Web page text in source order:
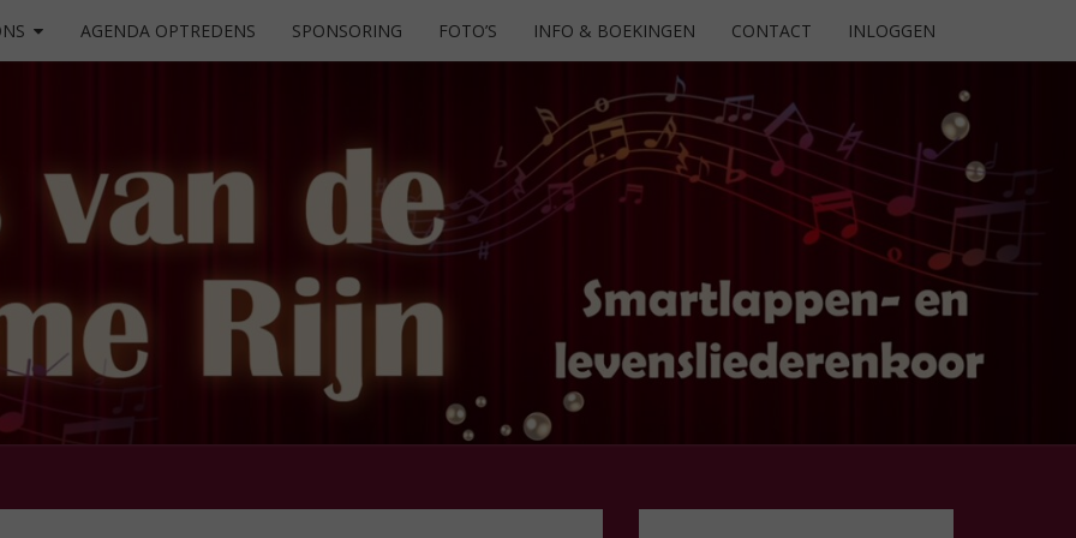
AGENDA OPTREDENS SPONSORING FOTO’S INFO & BOEKINGEN CONTACT INLOGGEN
Zingen
Maakt
Je Blij